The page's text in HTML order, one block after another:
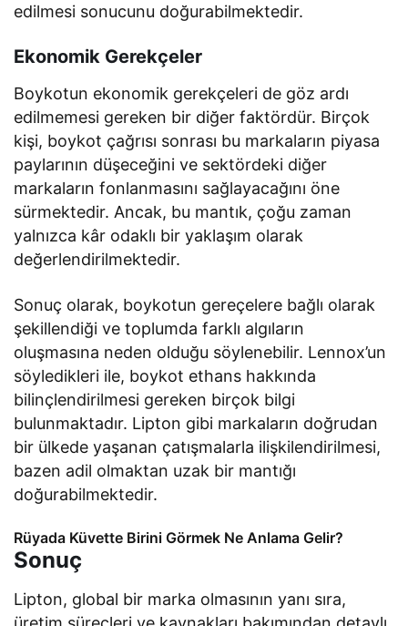
edilmesi sonucunu doğurabilmektedir.
Ekonomik Gerekçeler
Boykotun ekonomik gerekçeleri de göz ardı
edilmemesi gereken bir diğer faktördür. Birçok
kişi, boykot çağrısı sonrası bu markaların piyasa
paylarının düşeceğini ve sektördeki diğer
markaların fonlanmasını sağlayacağını öne
sürmektedir. Ancak, bu mantık, çoğu zaman
yalnızca kâr odaklı bir yaklaşım olarak
değerlendirilmektedir.
Sonuç olarak, boykotun gereçelere bağlı olarak
şekillendiği ve toplumda farklı algıların
oluşmasına neden olduğu söylenebilir. Lennox’un
söyledikleri ile, boykot ethans hakkında
bilinçlendirilmesi gereken birçok bilgi
bulunmaktadır. Lipton gibi markaların doğrudan
bir ülkede yaşanan çatışmalarla ilişkilendirilmesi,
bazen adil olmaktan uzak bir mantığı
doğurabilmektedir.
Rüyada Küvette Birini Görmek Ne Anlama Gelir?
Sonuç
Lipton, global bir marka olmasının yanı sıra,